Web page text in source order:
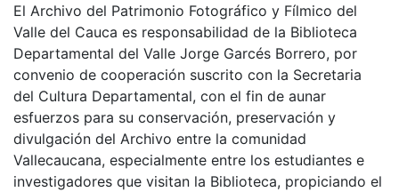
El Archivo del Patrimonio Fotográfico y Fílmico del
Valle del Cauca es responsabilidad de la Biblioteca
Departamental del Valle Jorge Garcés Borrero, por
convenio de cooperación suscrito con la Secretaria
del Cultura Departamental, con el fin de aunar
esfuerzos para su conservación, preservación y
divulgación del Archivo entre la comunidad
Vallecaucana, especialmente entre los estudiantes e
investigadores que visitan la Biblioteca, propiciando el